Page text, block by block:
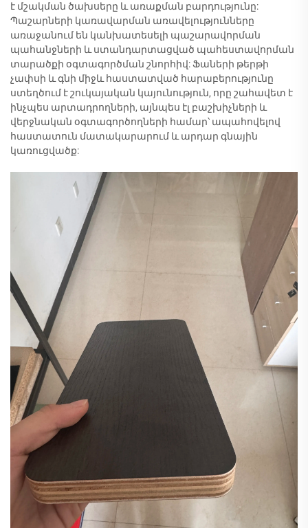
է մշակման ծախսերը և առաքման բարդությունը:
Պաշարների կառավարման առավելությունները
առաջանում են կանխատեսելի պաշարավորման
պահանջների և ստանդարտացված պահեստավորման
տարածքի օգտագործման շնորհիվ: Ֆաների թերթի
չափսի և գնի միջև հաստատված հարաբերությունը
ստեղծում է շուկայական կայունություն, որը շահավետ է
ինչպես արտադրողների, այնպես էլ բաշխիչների և
վերջնական օգտագործողների համար՝ ապահովելով
հաստատուն մատակարարում և արդար գնային
կառուցվածք: